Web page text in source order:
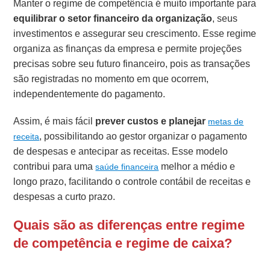
Manter o regime de competência é muito importante para
equilibrar o setor financeiro da organização, seus
investimentos e assegurar seu crescimento. Esse regime
organiza as finanças da empresa e permite projeções
precisas sobre seu futuro financeiro, pois as transações
são registradas no momento em que ocorrem,
independentemente do pagamento.
Assim, é mais fácil prever custos e planejar metas de
receita, possibilitando ao gestor organizar o pagamento
de despesas e antecipar as receitas. Esse modelo
contribui para umasaúde financeira melhor a médio e
longo prazo, facilitando o controle contábil de receitas e
despesas a curto prazo.
Quais são as diferenças entre regime
de competência e regime de caixa?